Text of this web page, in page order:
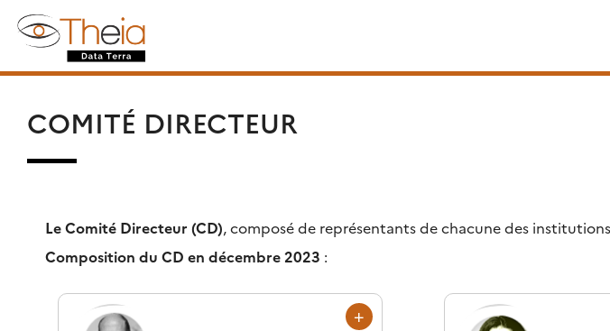
content
COMITÉ DIRECTEUR
Le Comité Directeur (CD), composé de représentants de chacune des
Composition du CD en décembre 2023 :